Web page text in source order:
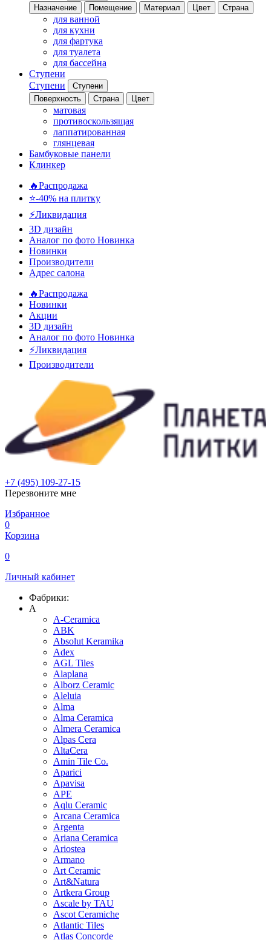
Назначение
Помещение Материал Цвет Страна
для ванной
для кухни
для фартука
для туалета
для бассейна
Ступени
Ступени
Ступени
Поверхность
Страна Цвет
матовая
противоскользящая
лаппатированная
глянцевая
Бамбуковые панели
Клинкер
🔥Распродажа
⭐-40% на плитку
⚡️Ликвидация
3D дизайн
Аналог по фото Новинка
Новинки
Производители
Адрес салона
🔥Распродажа
Новинки
Акции
3D дизайн
Аналог по фото Новинка
⚡Ликвидация
Производители
+7 (495) 109-27-15
Перезвоните мне
Избранное
0
Корзина
0
Личный кабинет
Фабрики:
A
A-Ceramica
ABK
Absolut Keramika
Adex
AGL Tiles
Alaplana
Alborz Ceramic
Aleluia
Alma
Alma Ceramica
Almera Ceramica
Alpas Cera
AltaCera
Amin Tile Co.
Aparici
Apavisa
APE
Aqlu Ceramic
Arcana Ceramica
Argenta
Ariana Ceramica
Ariostea
Armano
Art Ceramic
Art&Natura
Artkera Group
Ascale by TAU
Ascot Ceramiche
Atlantic Tiles
Atlas Concorde